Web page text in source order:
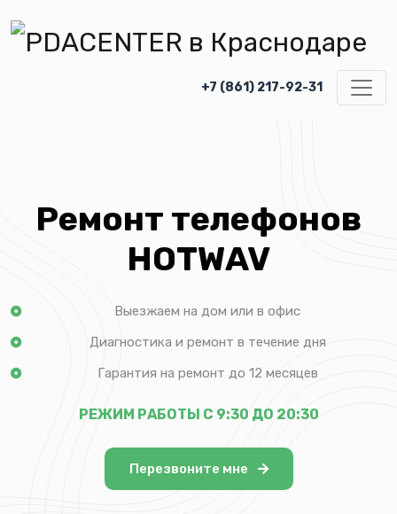
+7 (861) 217-92-31
Ремонт телефонов
HOTWAV
Выезжаем на дом или в офис
Диагностика и ремонт в течение дня
Гарантия на ремонт до 12 месяцев
РЕЖИМ РАБОТЫ С 9:30 ДО 20:30
Перезвоните мне